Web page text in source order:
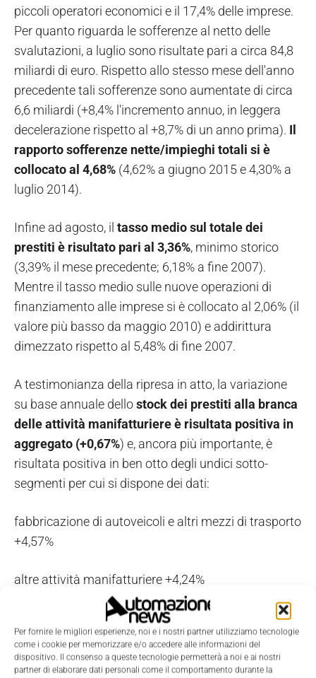
Per fornire le migliori esperienze, noi e i nostri partner utilizziamo tecnologie
come i cookie per memorizzare e/o accedere alle informazioni del
dispositivo. Il consenso a queste tecnologie permetterà a noi e ai nostri
partner di elaborare dati personali come il comportamento durante la
piccoli operatori economici e il 17,4% delle imprese.
Per quanto riguarda le sofferenze al netto delle
svalutazioni, a luglio sono risultate pari a circa 84,8
miliardi di euro. Rispetto allo stesso mese dell'anno
precedente tali sofferenze sono aumentate di circa
6,6 miliardi (+8,4% l'incremento annuo, in leggera
decelerazione rispetto al +8,7% di un anno prima). Il
rapporto sofferenze nette/impieghi totali si è
collocato al 4,68% (4,62% a giugno 2015 e 4,30% a
luglio 2014).
Infine ad agosto, il tasso medio sul totale dei
prestiti è risultato pari al 3,36%, minimo storico
(3,39% il mese precedente; 6,18% a fine 2007).
Mentre il tasso medio sulle nuove operazioni di
finanziamento alle imprese si è collocato al 2,06% (il
valore più basso da maggio 2010) e addirittura
dimezzato rispetto al 5,48% di fine 2007.
A testimonianza della ripresa in atto, la variazione
su base annuale dellostock dei prestiti alla branca
delle attività manifatturiere è risultata positiva in
aggregato (+0,67%) e, ancora più importante, è
risultata positiva in ben otto degli undici sotto-
segmenti per cui si dispone dei dati:
fabbricazione di autoveicoli e altri mezzi di trasporto
+4,57%
altre attività manifatturiere +4,24%
fabbricazione di articoli in gomma e materie
plastiche +2,45%